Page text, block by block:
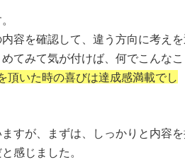
容を確認して、違う方向に考え
てみて気が付けば、何でこんなこ
頂いた時の喜びは達成感満載でし
すが、まずは、しっかりと内容
感じました。